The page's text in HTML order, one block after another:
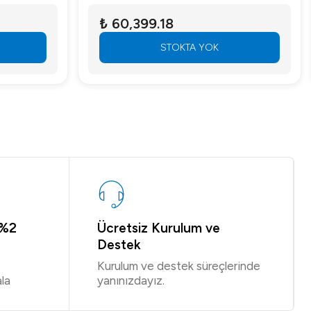
₺ 60,399.18
STOKTA YOK
Ücretsiz Kurulum ve
Destek
Kurulum ve destek süreçlerinde
yanınızdayız.